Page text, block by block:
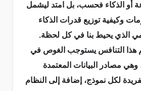
أو الذكاء فحسب، بل امتد ليشمل
وكيفية توزيع قدرات الذكاء
الذي يحيط بنا في كل لحظة.
هذا التنافس يستوجب الغوص في
وهي مصادر البيانات المعتمدة
لكل نموذج، إضافة إلى النظام